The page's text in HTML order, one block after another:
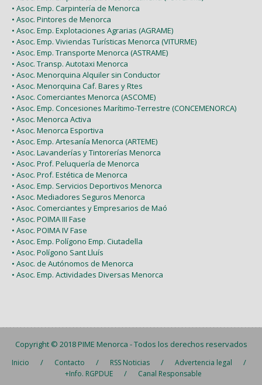
• Asoc. Emp. Carpintería de Menorca
• Asoc. Pintores de Menorca
• Asoc. Emp. Explotaciones Agrarias (AGRAME)
• Asoc. Emp. Viviendas Turísticas Menorca (VITURME)
• Asoc. Emp. Transporte Menorca (ASTRAME)
• Asoc. Transp. Autotaxi Menorca
• Asoc. Menorquina Alquiler sin Conductor
• Asoc. Menorquina Caf. Bares y Rtes
• Asoc. Comerciantes Menorca (ASCOME)
• Asoc. Emp. Concesiones Marítimo-Terrestre (CONCEMENORCA)
• Asoc. Menorca Activa
• Asoc. Menorca Esportiva
• Asoc. Emp. Artesanía Menorca (ARTEME)
• Asoc. Lavanderías y Tintorerías Menorca
• Asoc. Prof. Peluquería de Menorca
• Asoc. Prof. Estética de Menorca
• Asoc. Emp. Servicios Deportivos Menorca
• Asoc. Mediadores Seguros Menorca
• Asoc. Comerciantes y Empresarios de Maó
• Asoc. POIMA III Fase
• Asoc. POIMA IV Fase
• Asoc. Emp. Polígono Emp. Ciutadella
• Asoc. Polígono Sant Lluís
• Asoc. de Autónomos de Menorca
• Asoc. Emp. Actividades Diversas Menorca
Copyright © 2018PIME Menorca - Todos los derechos reservados
Inicio / Contacto / RSS Noticias / Advertencia legal /
+Info. RGPDUE / Canal Responsable